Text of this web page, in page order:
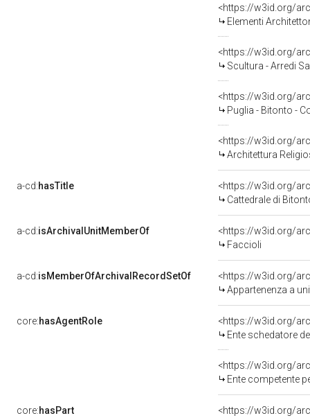
<https://w3id.org/
Elementi
<https://w3id.org/
Scultura - Arredi
<https://w3id.org/
Puglia - Bitonto -
<https://w3id.org/
Architettura
a-cd:hasTitle
Cattedrale di
a-cd:isArchivalUnitMemberOf
Faccioli
a-cd:isMemberOfArchivalRecordSetOf
<https://w3id.org/
Appartenenza a
core:hasAgentRole
<https://w3id.org/
Ente schedatore del bene
<https://w3id.org/
Ente competente per
core:hasPart
<https://w3id.org/